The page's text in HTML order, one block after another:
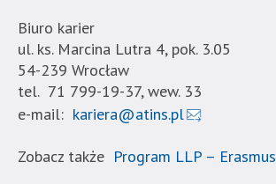
wiadomością.
Strona
została
wyposażona
dedykowane
Biuro karier
ul. ks. Marcina Lutra 4, pok. 3.05
54-239 Wrocław
tel. 71 799-19-37, wew. 33
e-mail: kariera@atins.pl
Zobacz także Program LLP – Erasmus